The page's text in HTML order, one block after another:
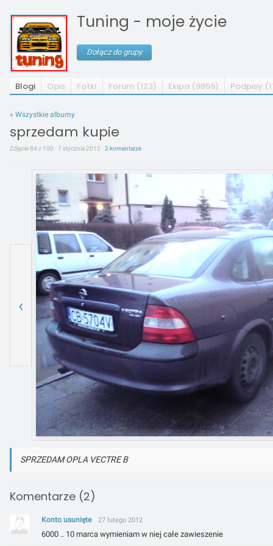
Tuning - moje życie
Dołącz do grupy
Blogi Opis Fotki Forum (123) Ekipa (9859) Podpisy
« Wszystkie albumy
sprzedam kupie
Zdjęcie 84 z 100 · 7 stycznia 2012 · 2 komentarze
‹
SPRZEDAM OPLA VECTRE B
Komentarze (2)
Konto usunięte 27 lutego 2012
6000 .. 10 marca wymieniam w niej całe zawieszenie